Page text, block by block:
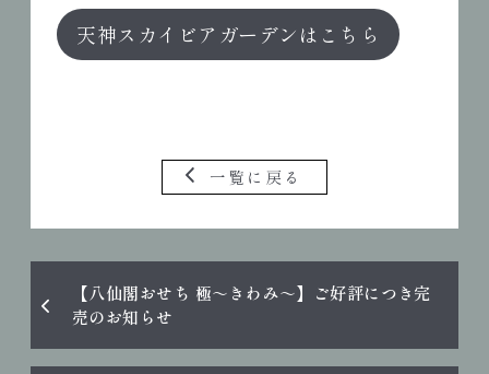
天神スカイビアガーデンはこちら
一覧に戻る
【八仙閣おせち 極～きわみ～】ご好評につき完
売のお知らせ